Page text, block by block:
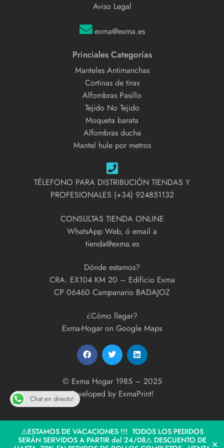
⚠️ESTAMOS DE VACACIONES !!! TODOS LOS PEDIDOS
SERÁN SERVIDOS A PARTIR del 24/08⚠️ DESCUENTO DE ✕
malla. Algunos de los usos más comunes son:
Cercar y delimitar terrenos, jardines, huertos, pistas deportivas, etc.
Fabricar jaulas, trampas, cestas, etc.
Reforzar el hormigón en obras de construcción.
Decorar espacios exteriores o interiores.
La malla metálica es un material resistente, duradero y
versátil que se adapta a diferentes necesidades y
Somos distribuidores de malla metálica electrosoldada en
Aviso Legal
exma@exma.es
Princiales Categorías
Manteles Antimanchas
Cortinas de tiras
Alfombras Pasillo
Tejido No Tejido
Moqueta barata
Alfombras ducha
Mantel hule por metros
TÉLEFONO PARA DISTRIBUCIÓN TIENDAS Y
PROFESIONALES (+34) 924851132
CONSULTAS TIENDA ONLINE
WhatsApp Web, ó email a
tienda@exma.es
Dónde estamos?
CRA. EX104 KM 20 – Edificio Exma
CP 06460 Campanario BADAJOZ
¿Cómo llegar?
Exma-Hogar on Google Maps
© Exma Hogar 1985 – 2025
developed by ExmaPrint!
Chat en directo!